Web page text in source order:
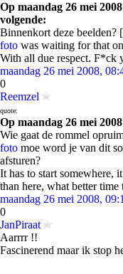
Op maandag 26 mei
volgende:
Binnenkort deze beelden? [
foto was waiting for that
With all due respect. F*ck
maandag 26 mei 2008,
0
Reemzel
quote:
Op maandag 26 mei
Wie gaat de rommel
foto moe word je van dit
afsturen?
It has to start somewhere,
than here, what better time
maandag 26 mei 2008,
0
JanPiraat
Aarrrr !!
Fascinerend maar ik stop